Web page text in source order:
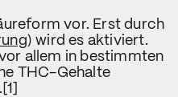
vor. Erst durch
) wird es aktiviert.
allem in bestimmten
THC-Gehalte